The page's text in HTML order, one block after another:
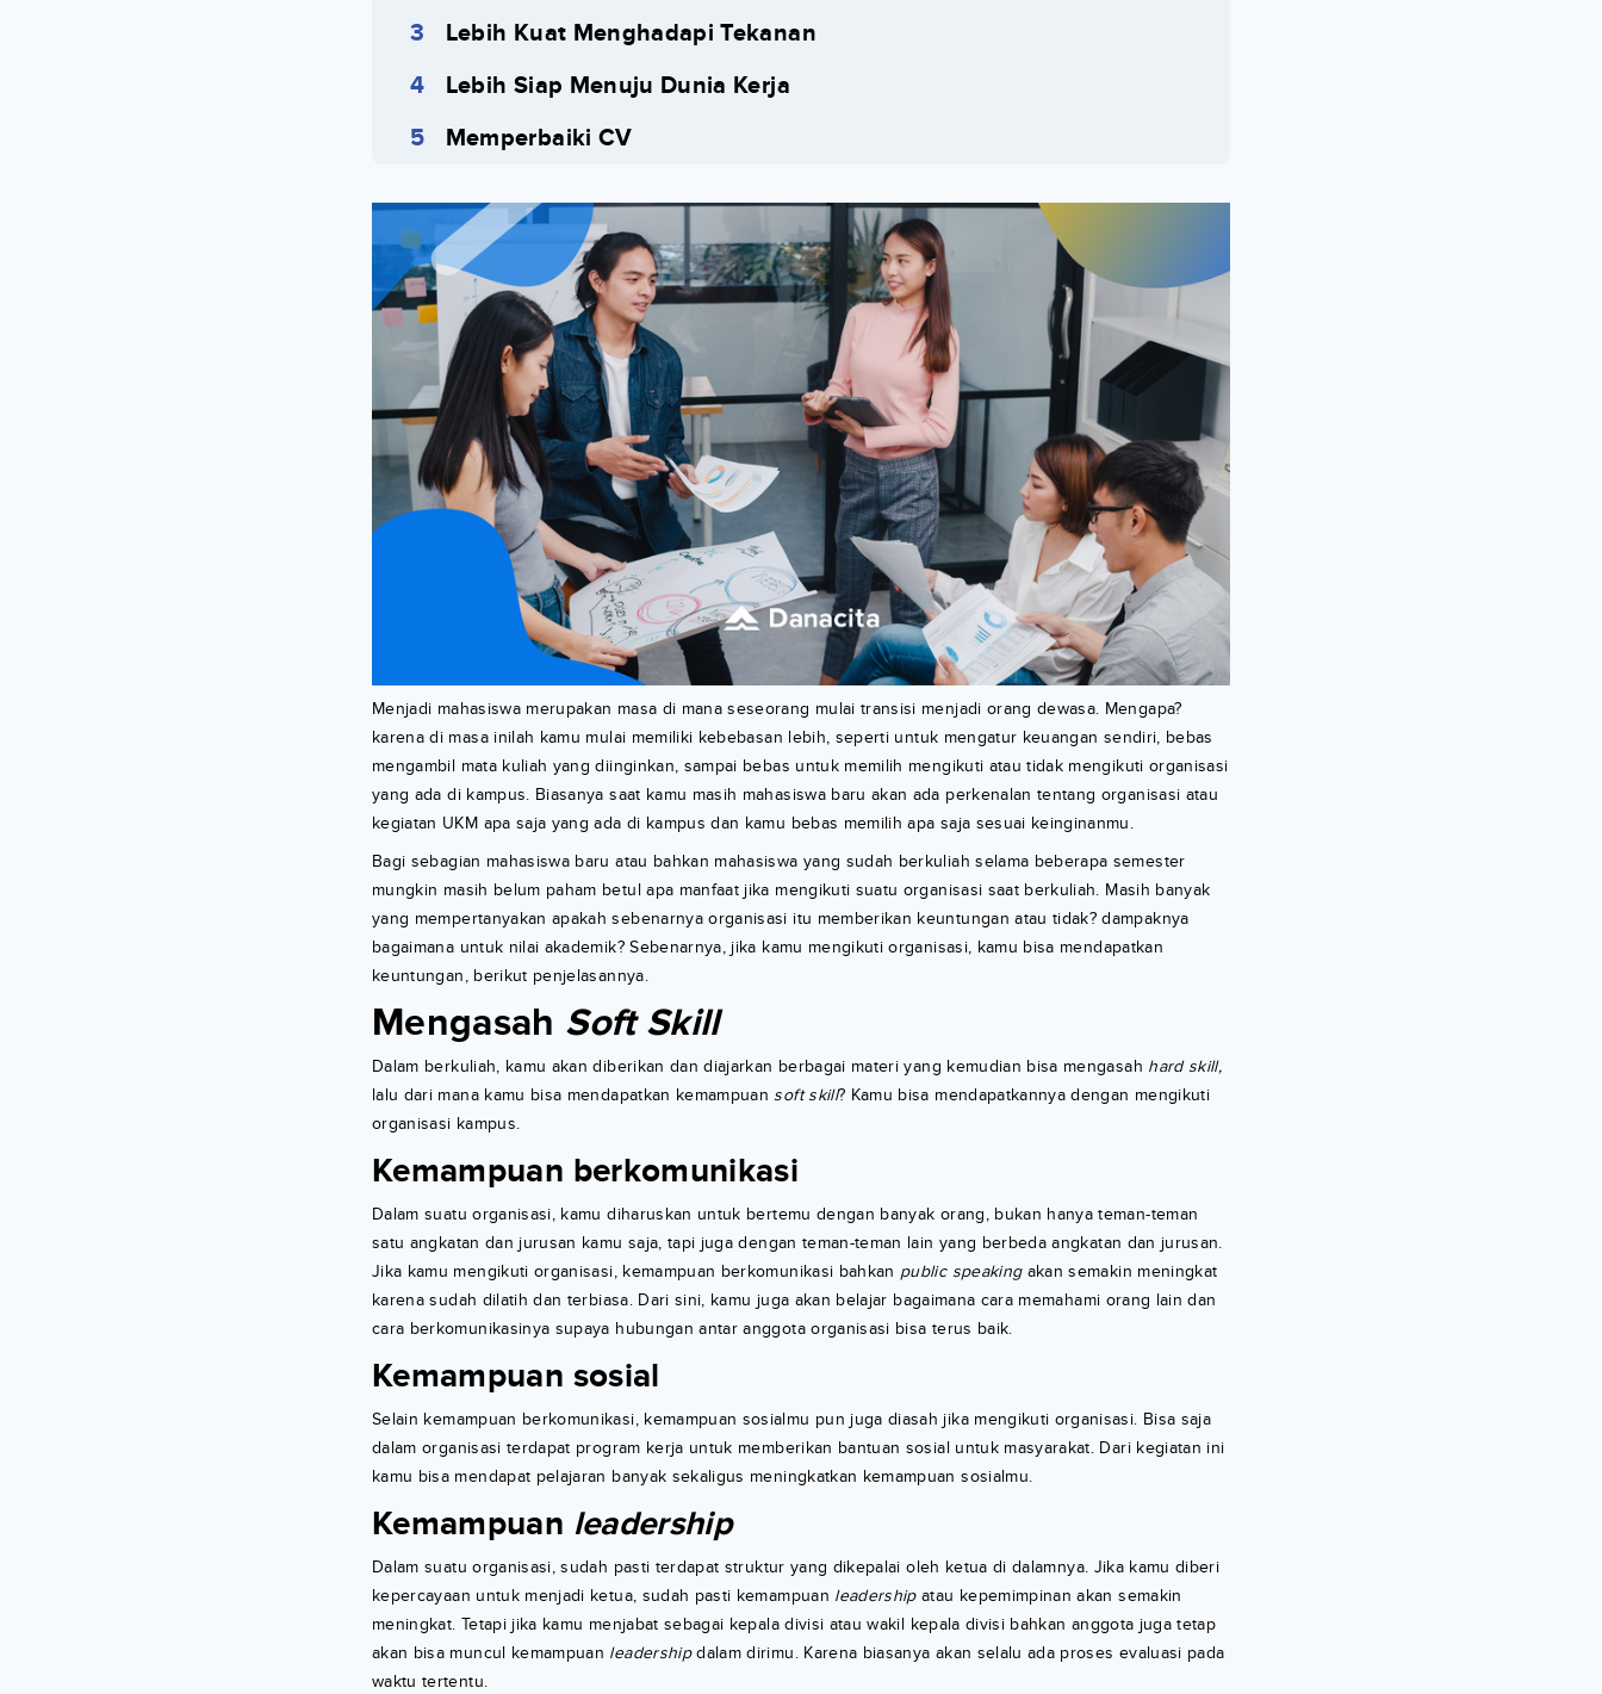
Lebih Kuat Menghadapi Tekanan
Lebih Siap Menuju Dunia Kerja
Memperbaiki CV
Menjadi mahasiswa merupakan masa di mana seseorang mulai transisi menjadi orang dewasa. Mengapa?
karena di masa inilah kamu mulai memiliki kebebasan lebih, seperti untuk mengatur keuangan sendiri, bebas
mengambil mata kuliah yang diinginkan, sampai bebas untuk memilih mengikuti atau tidak mengikuti organisasi
yang ada di kampus. Biasanya saat kamu masih mahasiswa baru akan ada perkenalan tentang organisasi atau
kegiatan UKM apa saja yang ada di kampus dan kamu bebas memilih apa saja sesuai keinginanmu.
Bagi sebagian mahasiswa baru atau bahkan mahasiswa yang sudah berkuliah selama beberapa semester
mungkin masih belum paham betul apa manfaat jika mengikuti suatu organisasi saat berkuliah. Masih banyak
yang mempertanyakan apakah sebenarnya organisasi itu memberikan keuntungan atau tidak? dampaknya
bagaimana untuk nilai akademik? Sebenarnya, jika kamu mengikuti organisasi, kamu bisa mendapatkan
keuntungan, berikut penjelasannya.
Mengasah Soft Skill
Dalam berkuliah, kamu akan diberikan dan diajarkan berbagai materi yang kemudian bisa mengasah hard skill,
lalu dari mana kamu bisa mendapatkan kemampuan soft skill? Kamu bisa mendapatkannya dengan mengikuti
organisasi kampus.
Kemampuan berkomunikasi
Dalam suatu organisasi, kamu diharuskan untuk bertemu dengan banyak orang, bukan hanya teman-teman
satu angkatan dan jurusan kamu saja, tapi juga dengan teman-teman lain yang berbeda angkatan dan jurusan.
Jika kamu mengikuti organisasi, kemampuan berkomunikasi bahkan public speakingakan semakin meningkat
karena sudah dilatih dan terbiasa. Dari sini, kamu juga akan belajar bagaimana cara memahami orang lain dan
cara berkomunikasinya supaya hubungan antar anggota organisasi bisa terus baik.
Kemampuan sosial
Selain kemampuan berkomunikasi, kemampuan sosialmu pun juga diasah jika mengikuti organisasi. Bisa saja
dalam organisasi terdapat program kerja untuk memberikan bantuan sosial untuk masyarakat. Dari kegiatan ini
kamu bisa mendapat pelajaran banyak sekaligus meningkatkan kemampuan sosialmu.
Kemampuan leadership
Dalam suatu organisasi, sudah pasti terdapat struktur yang dikepalai oleh ketua di dalamnya. Jika kamu diberi
kepercayaan untuk menjadi ketua, sudah pasti kemampuan leadershipatau kepemimpinan akan semakin
meningkat. Tetapi jika kamu menjabat sebagai kepala divisi atau wakil kepala divisi bahkan anggota juga tetap
akan bisa muncul kemampuan leadershipdalam dirimu. Karena biasanya akan selalu ada proses evaluasi pada
waktu tertentu.